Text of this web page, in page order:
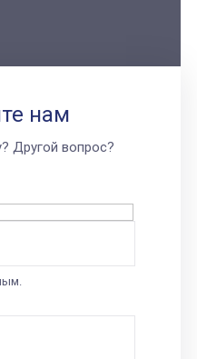
нам
Другой вопрос?